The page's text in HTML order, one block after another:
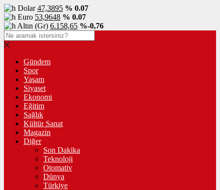
Dolar47,3895 % 0.07
Euro 53,9648 % 0.07
Altın (Gr) 6.158,65 %-0,76
Gündem
Spor
Yaşam
Siyaset
Ekonomi
Eğitim
Sağlık
Kültür Sanat
Magazin
Diğer
Son Dakika
Teknoloji
Otomativ
Dünya
Türkiye